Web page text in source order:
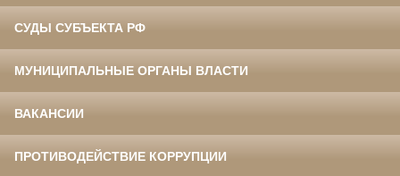
СУДЫ СУБЪЕКТА РФ
МУНИЦИПАЛЬНЫЕ ОРГАНЫ ВЛАСТИ
ВАКАНСИИ
ПРОТИВОДЕЙСТВИЕ КОРРУПЦИИ